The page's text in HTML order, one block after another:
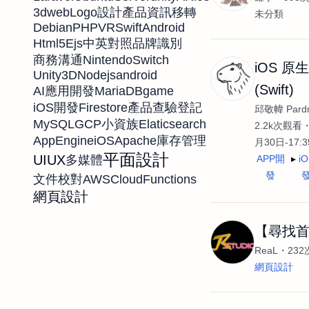
3dwebLogo設計產品資訊移轉
DebianPHPVRSwiftAndroid
Html5Ejs中英對照品牌識別
商務溝通NintendoSwitch
Unity3DNodejsandroid
AI應用開發MariaDBgame
iOS開發Firestore產品查驗登記
MySQLGCP小資族Elaticsearch
AppEngineiOSApache庫存管理
UIUX多媒體平面設計
文件校對AWSCloudFunctions
網頁設計
未分類
iOS 原
(Swift)
邱敬幃
2.2k次觀看
月30日-
APP開
發
【尋找
ReaL
232
網頁設計